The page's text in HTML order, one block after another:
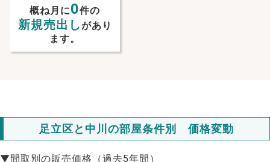
NEW!
概ね月に0件の
新規売出しがあり
ます。
足立区と中川の部屋条件別 価格変動
▼間取別の販売価格（過去5年間）